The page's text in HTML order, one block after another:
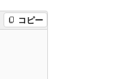
コピー